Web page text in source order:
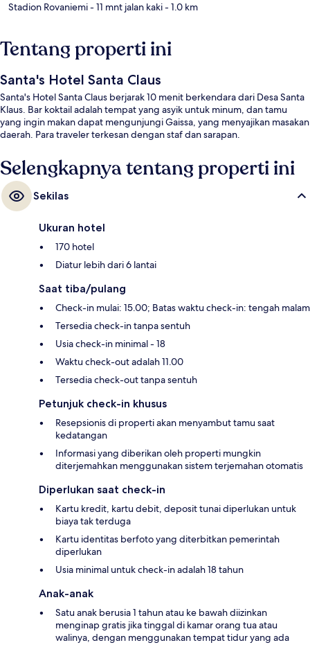
Stadion Rovaniemi- 11 mnt jalan kaki- 1.0 km
Tentang properti ini
Santa's Hotel Santa Claus
Santa's Hotel Santa Claus berjarak 10 menit berkendara dari Desa Santa
Klaus. Bar koktail adalah tempat yang asyik untuk minum, dan tamu
yang ingin makan dapat mengunjungi Gaissa, yang menyajikan masakan
daerah. Para traveler terkesan dengan staf dan sarapan.
Selengkapnya tentang properti ini
Sekilas
Ukuran hotel
170 hotel
Diatur lebih dari 6 lantai
Saat tiba/pulang
Check-in mulai: 15.00; Batas waktu check-in: tengah malam
Tersedia check-in tanpa sentuh
Usia check-in minimal - 18
Waktu check-out adalah 11.00
Tersedia check-out tanpa sentuh
Petunjuk check-in khusus
Resepsionis di properti akan menyambut tamu saat
kedatangan
Informasi yang diberikan oleh properti mungkin
diterjemahkan menggunakan sistem terjemahan otomatis
Diperlukan saat check-in
Kartu kredit, kartu debit, deposit tunai diperlukan untuk
biaya tak terduga
Kartu identitas berfoto yang diterbitkan pemerintah
diperlukan
Usia minimal untuk check-in adalah 18 tahun
Anak-anak
Satu anak berusia 1 tahun atau ke bawah diizinkan
menginap gratis jika tinggal di kamar orang tua atau
walinya, dengan menggunakan tempat tidur yang ada